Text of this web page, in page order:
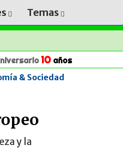
Temas
10 años
& Sociedad
y la